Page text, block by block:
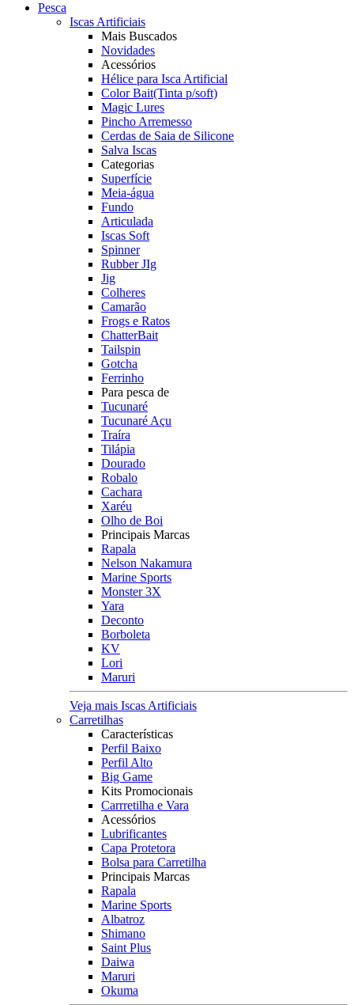
Pesca
Iscas Artificiais
Mais Buscados
Novidades
Acessórios
Hélice para Isca Artificial
Color Bait(Tinta p/soft)
Magic Lures
Pincho Arremesso
Cerdas de Saia de Silicone
Salva Iscas
Categorias
Superfície
Meia-água
Fundo
Articulada
Iscas Soft
Spinner
Rubber JIg
Jig
Colheres
Camarão
Frogs e Ratos
ChatterBait
Tailspin
Gotcha
Ferrinho
Para pesca de
Tucunaré
Tucunaré Açu
Traíra
Tilápia
Dourado
Robalo
Cachara
Xaréu
Olho de Boi
Principais Marcas
Rapala
Nelson Nakamura
Marine Sports
Monster 3X
Yara
Deconto
Borboleta
KV
Lori
Maruri
Veja mais Iscas Artificiais
Carretilhas
Características
Perfil Baixo
Perfil Alto
Big Game
Kits Promocionais
Carrretilha e Vara
Acessórios
Lubrificantes
Capa Protetora
Bolsa para Carretilha
Principais Marcas
Rapala
Marine Sports
Albatroz
Shimano
Saint Plus
Daiwa
Maruri
Okuma